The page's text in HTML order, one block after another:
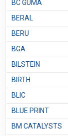
BC GUMA
BERAL
BERU
BGA
BILSTEIN
BIRTH
BLIC
BLUE PRINT
BM CATALYSTS